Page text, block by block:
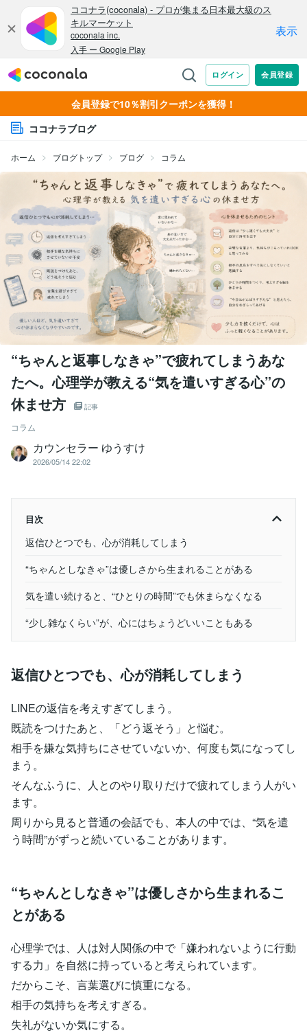
会員登録で10％割引クーポンを獲得！
ココナラブログ
ホーム ブログトップ ブログ コラム
“ちゃんと返事しなきゃ”で疲れてしまうあな
たへ。心理学が教える“気を遣いすぎる心”の
休ませ方
記事
コラム
カウンセラー ゆうすけ
2026/05/14 22:02
目次
返信ひとつでも、心が消耗してしまう
“ちゃんとしなきゃ”は優しさから生まれることがある
気を遣い続けると、“ひとりの時間”でも休まらなくなる
“少し雑なくらい”が、心にはちょうどいいこともある
返信ひとつでも、心が消耗してしまう
LINEの返信を考えすぎてしまう。
既読をつけたあと、「どう返そう」と悩む。
相手を嫌な気持ちにさせていないか、何度も気になってし
まう。
そんなふうに、人とのやり取りだけで疲れてしまう人がい
ます。
周りから見ると普通の会話でも、本人の中では、“気を遣
う時間”がずっと続いていることがあります。
“ちゃんとしなきゃ”は優しさから生まれるこ
とがある
心理学では、人は対人関係の中で「嫌われないように行動
する力」を自然に持っていると考えられています。
だからこそ、言葉選びに慎重になる。
相手の気持ちを考えすぎる。
失礼がないか気にする。